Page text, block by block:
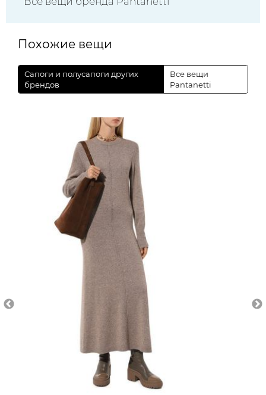
Похожие вещи
Сапоги и полусапоги других
брендов
Все вещи
Pantanetti